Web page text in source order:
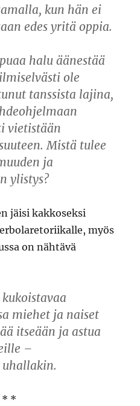
kun hän ei
edes yritä oppia.
halu äänestää
ole
tanssista lajina,
vietistään
Mistä tulee
ja
ylistys?
jäisi kakkoseksi
myös
on nähtävä
miehet ja naiset
itseään ja astua
–
uhallakin.
* *